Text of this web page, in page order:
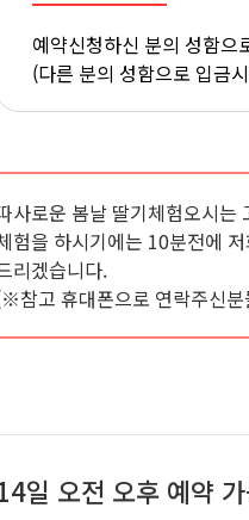
예약신청하신 분의 성함으
(다른 분의 성함으로 입금
사로운 봄날 딸기체험오시는
험을 하시기에는 10분전에
리겠습니다.
참고 휴대폰으로 연락주신분
일 오전 오후 예약